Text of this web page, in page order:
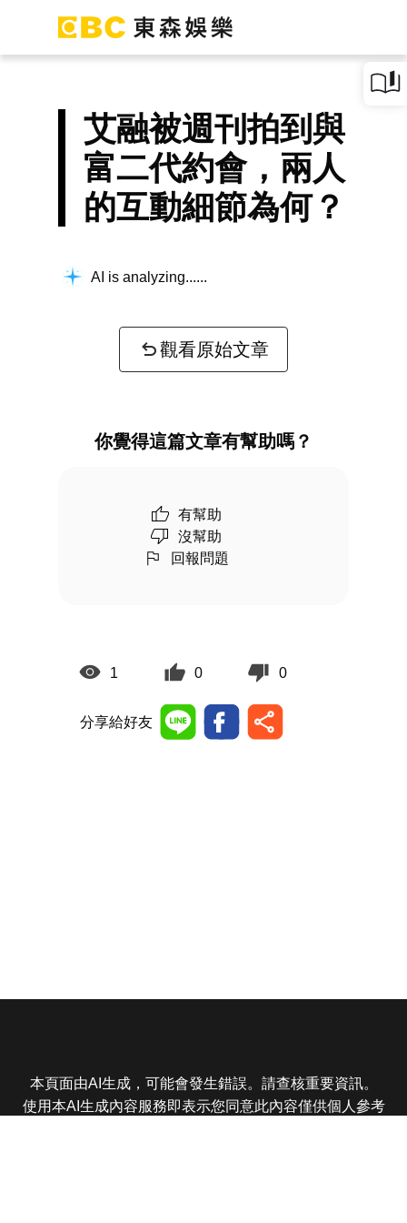
艾融被週刊拍到與
富二代約會，兩人
的互動細節為何？
AI is analyzing...
觀看原始文章
你覺得這篇文章有幫助嗎？
有幫助
沒幫助
回報問題
1 0 0
分享給好友
本頁面由AI生成，可能會發生錯誤。請查核重要資訊。
使用本AI生成內容服務即表示您同意此內容僅供個人參考